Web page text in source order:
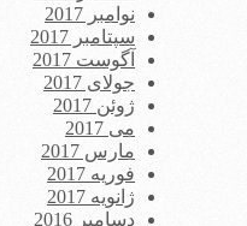
نوامبر 2017
سپتامبر 2017
آگوست 2017
جولای 2017
ژوئن 2017
می 2017
مارس 2017
فوریه 2017
ژانویه 2017
دسامبر 2016